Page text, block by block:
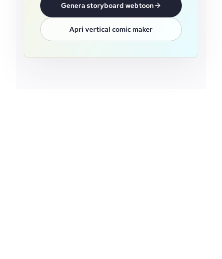
Genera storyboard webtoon
Apri vertical comic maker